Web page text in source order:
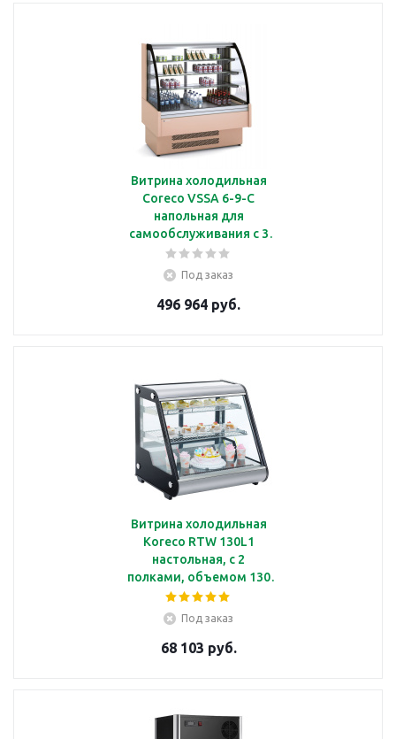
Витрина холодильная
Coreco VSSA 6-9-C
напольная для
самообслуживания с 3
полками, с подсветкой
Под заказ
496 964 руб.
Витрина холодильная
Koreco RTW 130L1
настольная, с 2
полками, объемом 130
л, с подсветкой
Под заказ
68 103 руб.